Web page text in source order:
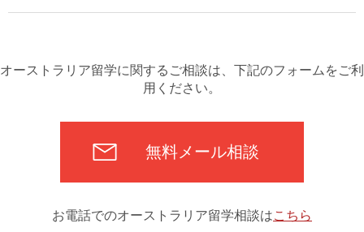
オーストラリア留学に関するご相談は、下記のフォームをご利
用ください。
無料メール相談
お電話でのオーストラリア留学相談はこちら